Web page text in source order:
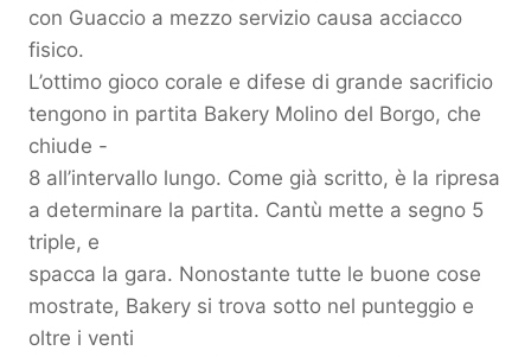
con Guaccio a mezzo servizio causa acciacco
fisico.
L’ottimo gioco corale e difese di grande sacrificio
tengono in partita Bakery Molino del Borgo, che
chiude -
8 all’intervallo lungo. Come già scritto, è la ripresa
a determinare la partita. Cantù mette a segno 5
triple, e
spacca la gara. Nonostante tutte le buone cose
mostrate, Bakery si trova sotto nel punteggio e
oltre i venti